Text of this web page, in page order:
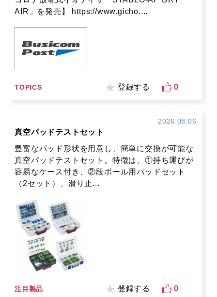
AIR」を発売】 https://www.gicho....
TOPICS 登録する 0
2026.08.06
真空パッドテストセット
豊富なパッド形状を用意し、簡単に交換が可能な
真空パッドテストセット。特徴は、①持ち運びが
容易なケース付き、②段ボール用パッドセット
（2セット）、滑り止...
注目製品 登録する 0